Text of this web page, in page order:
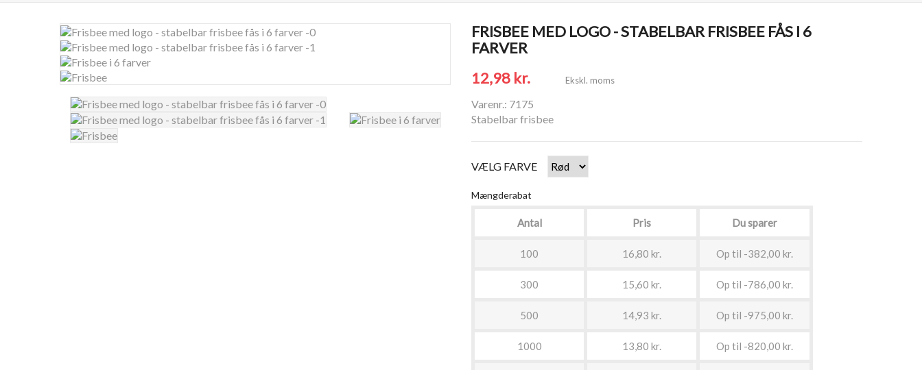
FRISBEE MED LOGO - STABELBAR FRISBEE FÅS I 6
FARVER
12,98 kr.
Ekskl. moms
Varenr.: 7175
Stabelbar frisbee
VÆLG FARVE
Mængderabat
Antal Pris Du sparer
100 16,80 kr. Op til -382,00 kr.
300 15,60 kr. Op til -786,00 kr.
500 14,93 kr. Op til -975,00 kr.
1000 13,80 kr. Op til -820,00 kr.